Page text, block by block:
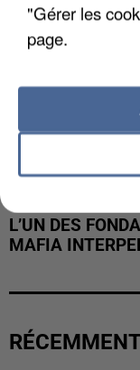
L’UN DES
MAFIA
"Gérer les
page.